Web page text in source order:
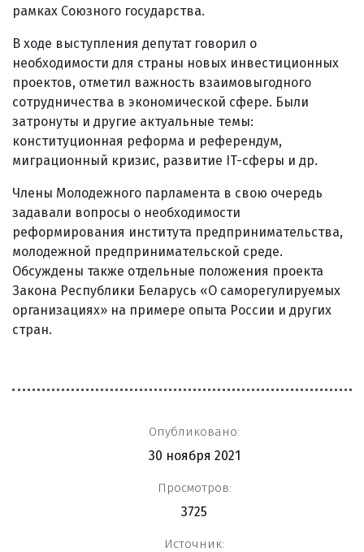
рамках Союзного государства.
В ходе выступления депутат говорил о
необходимости для страны новых инвестиционных
проектов, отметил важность взаимовыгодного
сотрудничества в экономической сфере. Были
затронуты и другие актуальные темы:
конституционная реформа и референдум,
миграционный кризис, развитие IT-сферы и др.
Члены Молодежного парламента в свою очередь
задавали вопросы о необходимости
реформирования института предпринимательства,
молодежной предпринимательской среде.
Обсуждены также отдельные положения проекта
Закона Республики Беларусь «О саморегулируемых
организациях» на примере опыта России и других
стран.
Опубликовано:
30 ноября 2021
Просмотров:
3725
Источник: